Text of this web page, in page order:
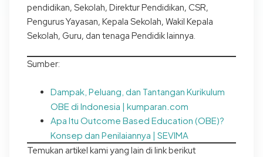
pendidikan, Sekolah, Direktur Pendidikan, CSR,
Pengurus Yayasan, Kepala Sekolah, Wakil Kepala
Sekolah, Guru, dan tenaga Pendidik lainnya.
Sumber:
Dampak, Peluang, dan Tantangan Kurikulum
OBE di Indonesia | kumparan.com
Apa Itu Outcome Based Education (OBE)?
Konsep dan Penilaiannya | SEVIMA
Temukan artikel kami yang lain di link berikut